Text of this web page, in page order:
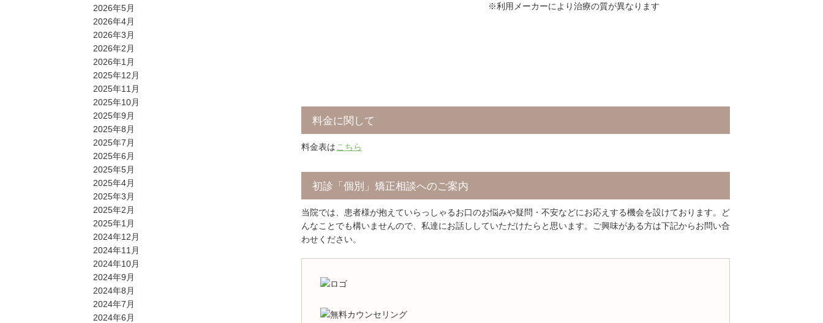
2026年5月
2026年4月
2026年3月
2026年2月
2026年1月
2025年12月
2025年11月
2025年10月
2025年9月
2025年8月
2025年7月
2025年6月
2025年5月
2025年4月
2025年3月
2025年2月
2025年1月
2024年12月
2024年11月
2024年10月
2024年9月
2024年8月
2024年7月
2024年6月
※利用メーカーにより治療の質が異なります
料金に関して
料金表は こちら
初診「個別」矯正相談へのご案内
当院では、患者様が抱えていらっしゃるお口のお悩みや疑問・不安などにお応えする機会を設けております。ど
んなことでも構いませんので、私達にお話ししていただけたらと思います。ご興味がある方は下記からお問い合
わせください。